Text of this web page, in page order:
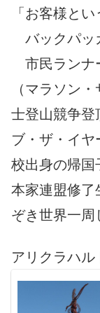
「お客様とい
バックパッ
市民ランナ
（マラソン
士登山競争登
ブ・ザ・イヤ
校出身の帰国
本家連盟修了
ぞき世界一周
アリクラハル